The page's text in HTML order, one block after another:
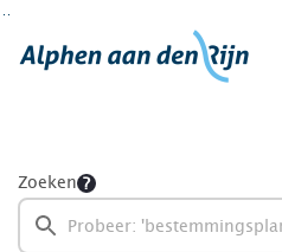
Ga naar de inhoud van deze pagina
Zoeken